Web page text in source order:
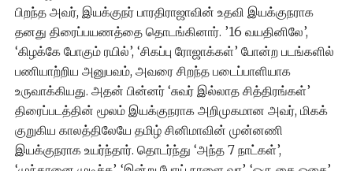
பிறந்த அவர், இயக்குநர் பாரதிராஜாவின் உதவி இயக்குநராக
தனது திரைப்பயணத்தை தொடங்கினார். ’16 வயதினிலே’,
‘கிழக்கே போகும் ரயில்’, ‘சிகப்பு ரோஜாக்கள்’ போன்ற படங்களில்
பணியாற்றிய அனுபவம், அவரை சிறந்த படைப்பாளியாக
உருவாக்கியது. அதன் பின்னர் ‘சுவர் இல்லாத சித்திரங்கள்’
திரைப்படத்தின் மூலம் இயக்குநராக அறிமுகமான அவர், மிகக்
குறுகிய காலத்திலேயே தமிழ் சினிமாவின் முன்னணி
இயக்குநராக உயர்ந்தார். தொடர்ந்து ‘அந்த 7 நாட்கள்’,